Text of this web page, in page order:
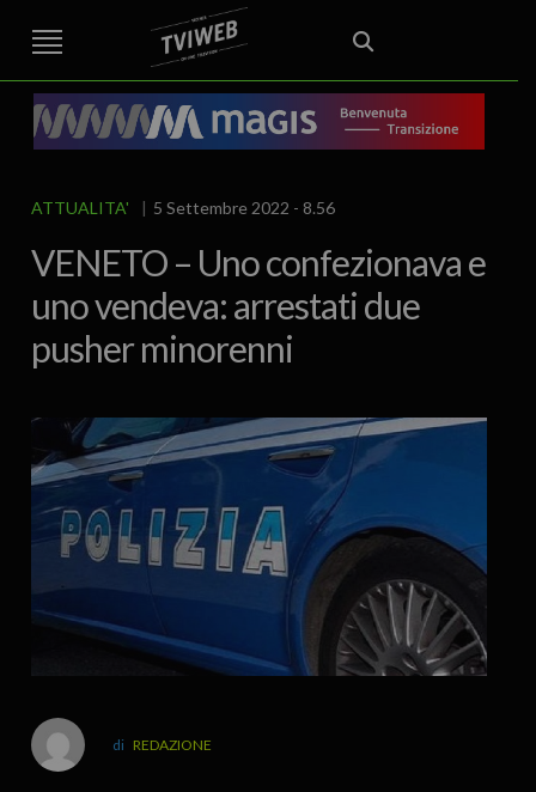
STREET TG CRONACA VENETO
VICENZA E PROVINCIA
AREA BERICA
ECONOMIA ATTUALITA’ POLITICA
EDITORIALE ITALIA E MONDO CURIOSITÀ – LIFESTYLE
CULTURA ARTE
SPORT
IL GRAFFIO FOOD & DRINK
ATTUALITA' 5 Settembre 2022 - 8.56
VENETO – Uno confezionava e
uno vendeva: arrestati due
pusher minorenni
REDAZIONE